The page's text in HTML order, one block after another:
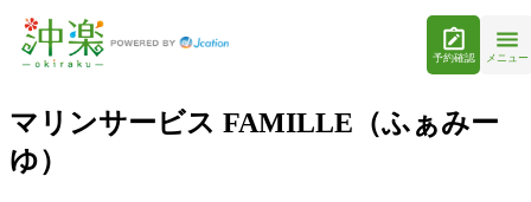
予約確認 メニュー
マリンサービス FAMILLE（ふぁみー
ゆ）